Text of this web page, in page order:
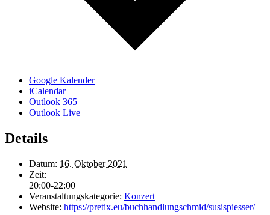
Google Kalender
iCalendar
Outlook 365
Outlook Live
Details
Datum: 16. Oktober 2021
Zeit:
20:00-22:00
Veranstaltungskategorie: Konzert
Website: https://pretix.eu/buchhandlungschmid/susispiesser/